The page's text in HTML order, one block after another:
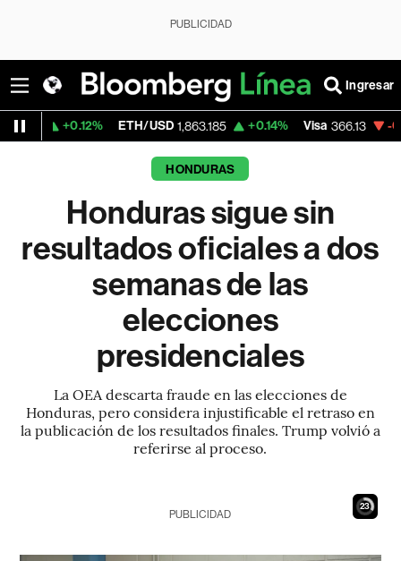
PUBLICIDAD
Ingresar
ETH/USD 1,863.185 +0.14% Visa 366.13 -0.04%
HONDURAS
Honduras sigue sin
resultados oficiales a dos
semanas de las
elecciones
presidenciales
La OEA descarta fraude en las elecciones de
Honduras, pero considera injustificable el retraso en
la publicación de los resultados finales. Trump volvió a
referirse al proceso.
22
PUBLICIDAD